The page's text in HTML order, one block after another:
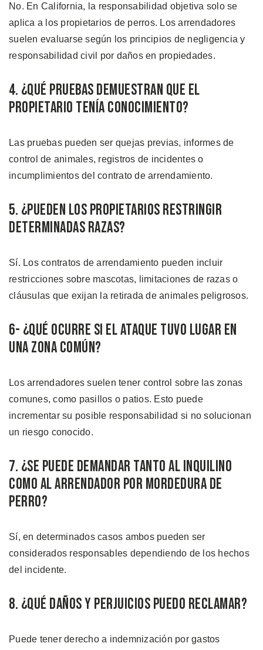
No. En California, la responsabilidad objetiva solo se
aplica a los propietarios de perros. Los arrendadores
suelen evaluarse según los principios de negligencia y
responsabilidad civil por daños en propiedades.
4. ¿Qué Pruebas Demuestran que el
Propietario Tenía Conocimiento?
Las pruebas pueden ser quejas previas, informes de
control de animales, registros de incidentes o
incumplimientos del contrato de arrendamiento.
5. ¿Pueden los Propietarios Restringir
Determinadas Razas?
Sí. Los contratos de arrendamiento pueden incluir
restricciones sobre mascotas, limitaciones de razas o
cláusulas que exijan la retirada de animales peligrosos.
6- ¿Qué Ocurre si el Ataque Tuvo Lugar en
una Zona Común?
Los arrendadores suelen tener control sobre las zonas
comunes, como pasillos o patios. Esto puede
incrementar su posible responsabilidad si no solucionan
un riesgo conocido.
7. ¿Se Puede Demandar Tanto al Inquilino
Como al Arrendador por Mordedura de
Perro?
Sí, en determinados casos ambos pueden ser
considerados responsables dependiendo de los hechos
del incidente.
8. ¿Qué Daños y Perjuicios Puedo Reclamar?
Puede tener derecho a indemnización por gastos